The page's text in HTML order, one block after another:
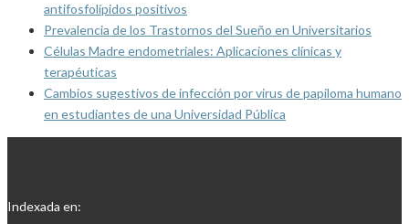
antifosfolípidos positivos
Prevalencia de los Trastornos del Sueño en Universitarios
Células Madre endometriales: Aplicaciones clínicas y
terapéuticas
Cambios sugestivos de infección por virus de papiloma humano
en estudiantes de una Universidad Pública
Indexada en: